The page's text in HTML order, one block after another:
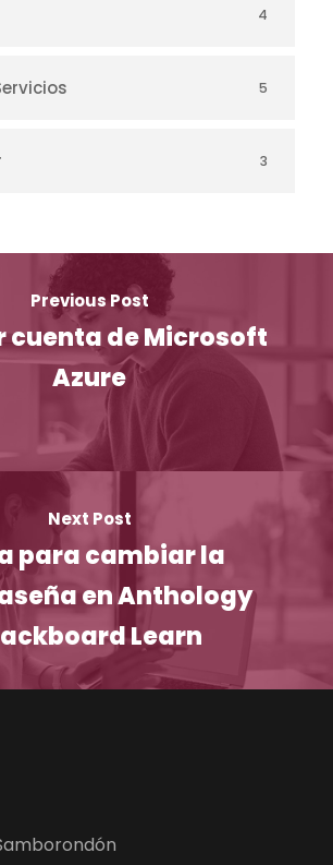
4
5
3
Previous Post
cuenta de Microsoft
Azure
Next Post
para cambiar la
en Anthology
Learn